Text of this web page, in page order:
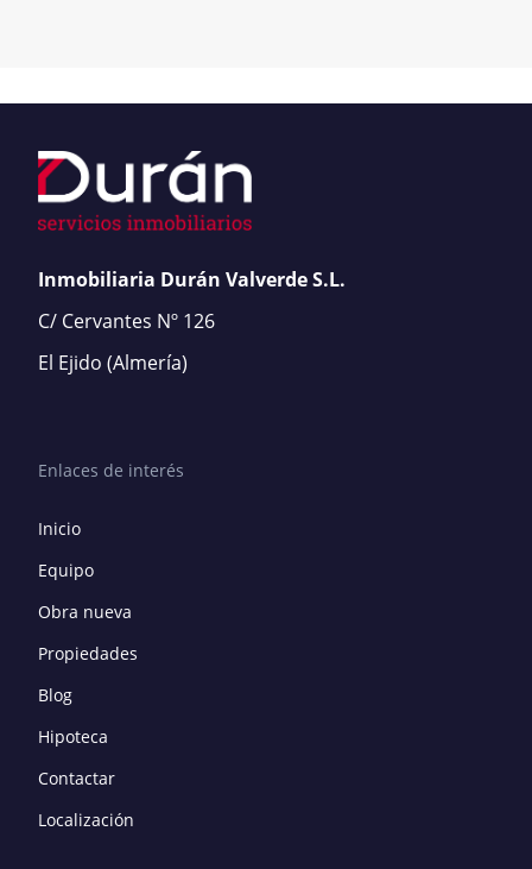
Inmobiliaria Durán Valverde S.L.
C/ Cervantes Nº 126
El Ejido (Almería)
Enlaces de interés
Inicio
Equipo
Obra nueva
Propiedades
Blog
Hipoteca
Contactar
Localización